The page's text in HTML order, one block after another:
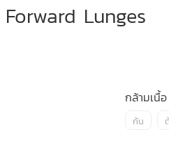
Lunges
กล้ามเนื้อ
ก้น